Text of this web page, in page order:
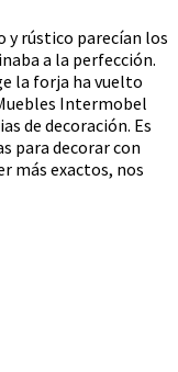
rústico parecían los
a la perfección.
la forja ha vuelto
Intermobel
de decoración. Es
para decorar con
más exactos, nos